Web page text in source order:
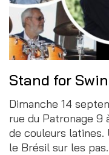
Stand for
Dimanche 14
rue du Patronage 9
de couleurs latines.
le Brésil sur les